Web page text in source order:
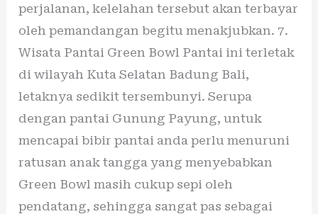
perjalanan, kelelahan tersebut akan terbayar
oleh pemandangan begitu menakjubkan. 7.
Wisata Pantai Green Bowl Pantai ini terletak
di wilayah Kuta Selatan Badung Bali,
letaknya sedikit tersembunyi. Serupa
dengan pantai Gunung Payung, untuk
mencapai bibir pantai anda perlu menuruni
ratusan anak tangga yang menyebabkan
Green Bowl masih cukup sepi oleh
pendatang, sehingga sangat pas sebagai